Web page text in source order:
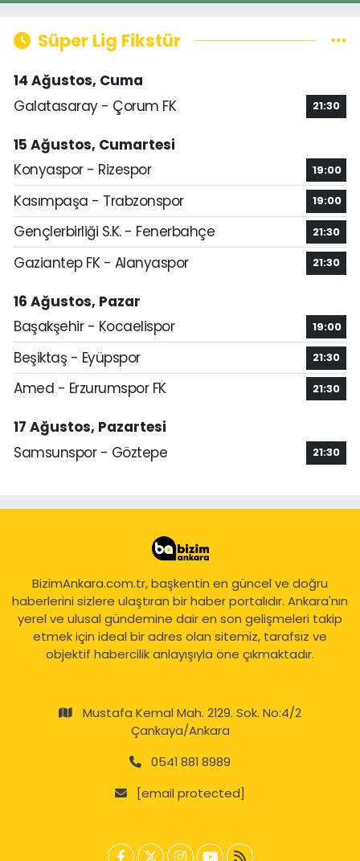
Süper Lig Fikstür
14 Ağustos, Cuma
Galatasaray - Çorum FK
21:30
15 Ağustos, Cumartesi
Konyaspor - Rizespor
19:00
Kasımpaşa - Trabzonspor 19:00
Gençlerbirliği S.K. - Fenerbahçe 21:30
Gaziantep FK - Alanyaspor 21:30
16 Ağustos, Pazar
Başakşehir - Kocaelispor
19:00
Beşiktaş - Eyüpspor 21:30
Amed - Erzurumspor FK 21:30
17 Ağustos, Pazartesi
Samsunspor - Göztepe
21:30
BizimAnkara.com.tr, başkentin en güncel ve doğru
haberlerini sizlere ulaştıran bir haber portalıdır. Ankara'nın
yerel ve ulusal gündemine dair en son gelişmeleri takip
etmek için ideal bir adres olan sitemiz, tarafsız ve
objektif habercilik anlayışıyla öne çıkmaktadır.
Mustafa Kemal Mah. 2129. Sok. No:4/2
Çankaya/Ankara
0541 881 8989
[email protected]